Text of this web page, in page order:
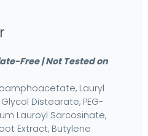
Free | Not Tested on
Lauryl
Distearate, PEG-
Lauroyl Sarcosinate,
Extract, Butylene